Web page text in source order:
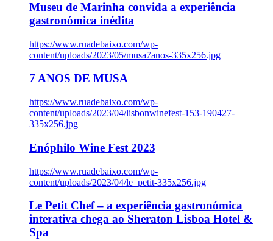
Museu de Marinha convida a experiência
gastronómica inédita
https://www.ruadebaixo.com/wp-
content/uploads/2023/05/musa7anos-335x256.jpg
7 ANOS DE MUSA
https://www.ruadebaixo.com/wp-
content/uploads/2023/04/lisbonwinefest-153-190427-
335x256.jpg
Enóphilo Wine Fest 2023
https://www.ruadebaixo.com/wp-
content/uploads/2023/04/le_petit-335x256.jpg
Le Petit Chef – a experiência gastronómica
interativa chega ao Sheraton Lisboa Hotel &
Spa